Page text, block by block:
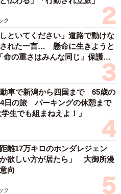
ク
しといてください」道路で動けな
れた一言… 懸命に生きようと
の重さはみんな同じ」保護団
車で新潟から四国まで 65歳の
日の旅 パーキングの休憩まで
生でも組まねえよ！」
離17万キロのホンダレジェン
欲しい方が居たら」 大御所漫
向
ク